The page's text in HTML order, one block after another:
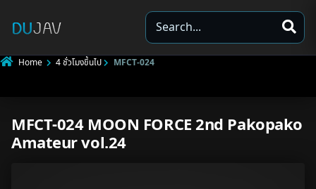
e
a
Home 4 ชั่วโมงขึ้นไป MFCT-024
Underage
MFCT-024 MOON FORCE 2nd Pakopako
Amateur vol.24